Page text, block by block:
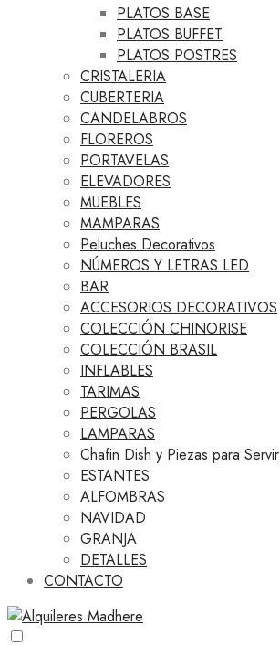
PLATOS BASE
PLATOS BUFFET
PLATOS POSTRES
CRISTALERIA
CUBERTERIA
CANDELABROS
FLOREROS
PORTAVELAS
ELEVADORES
MUEBLES
MAMPARAS
Peluches Decorativos
NÚMEROS Y LETRAS LED
BAR
ACCESORIOS DECORATIVOS
COLECCIÓN CHINORISE
COLECCIÓN BRASIL
INFLABLES
TARIMAS
PERGOLAS
LAMPARAS
Chafin Dish y Piezas para Servir
ESTANTES
ALFOMBRAS
NAVIDAD
GRANJA
DETALLES
CONTACTO